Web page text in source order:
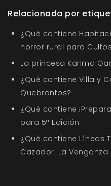
Relacionada por
¿Qué contiene
horror rural para
La princesa Karima
¿Qué contiene Villa y
Quebrantos?
¿Qué contiene
para 5ª Edición
¿Qué contiene Líneas
Cazador: La Venganza